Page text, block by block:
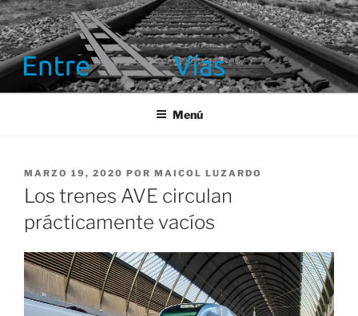
Saltar
al
contenido
ENTRE VÍAS
Información ferroviaria
Menú
PUBLICADO
EL
MARZO 19, 2020 POR MAICOL LUZARDO
Los trenes AVE circulan
prácticamente vacíos